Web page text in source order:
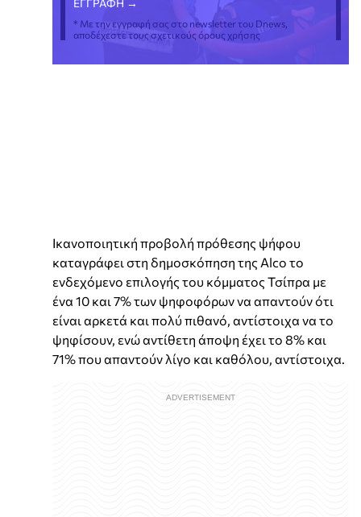
* Με την εγγραφή σας στο newsletter του Dnews,
αποδέχεστε τους σχετικούς όρους χρήσης
Ικανοποιητική προβολή πρόθεσης ψήφου
καταγράφει στη δημοσκόπηση της Alco το
ενδεχόμενο επιλογής του κόμματος Τσίπρα με
ένα 10 και 7% των ψηφοφόρων να απαντούν ότι
είναι αρκετά και πολύ πιθανό, αντίστοιχα να το
ψηφίσουν, ενώ αντίθετη άποψη έχει το 8% και
71% που απαντούν λίγο και καθόλου, αντίστοιχα.